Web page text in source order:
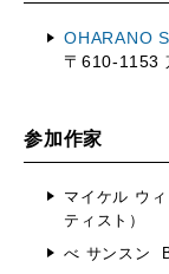
OHARANO
〒610-1153
参加作家
マイケル ウ
ティスト）
べ サンスン